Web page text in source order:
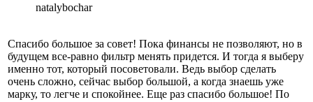
natalybochar
Спасибо большое за совет! Пока финансы не позволяют, но в
будущем все-равно фильтр менять придется. И тогда я выберу
именно тот, который посоветовали. Ведь выбор сделать
очень сложно, сейчас выбор большой, а когда знаешь уже
марку, то легче и спокойнее. Еще раз спасибо большое! По